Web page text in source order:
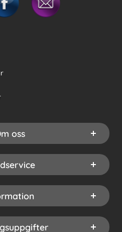
oss